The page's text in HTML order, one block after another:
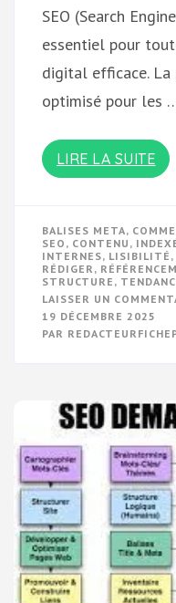
SEO (Search
essentiel pour
digital efficace.
optimisé pour les
LIRE LA SUITE
BALISES META,
SEO , CONTENU ,
INTERNES, LISIBILITÉ ,
RÉDIGER ,
STRUCTURE ,
LAISSER UN
19 DÉCEMBRE 2025
PAR